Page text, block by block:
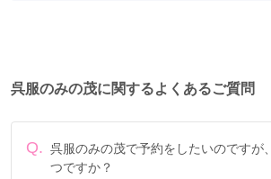
呉服のみの茂に関するよくあるご質問
Q. 呉服のみの茂で予約をしたいのですが
つですか？